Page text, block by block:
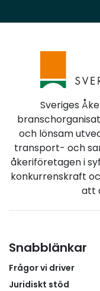
tullager eller
Tullverket att
kan hänföras till
möjlighet till
detta att
eller en godkänd
riskera långa
flera:Undviker
och förare kan
tidDen nya
planering och
god tid
säkerställa att
undersöka
tullagerlösningar
Sveriges
och lönsam
transport- och
åkeriföretagen i
konkurrenskraft
att
Snabblänkar
Frågor vi driver
Juridiskt stöd